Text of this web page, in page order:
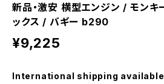
新品・激安 横型エンジン / モン
ックス / バギー b290
¥9,225
International shipping available